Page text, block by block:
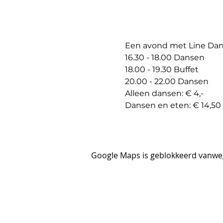
Een avond met Line
16.30 - 18.00 Dansen
18.00 - 19.30 Buffet
20.00 - 22.00 Dansen
Alleen dansen: € 4,-
Dansen en eten: € 14,50
Google Maps is geblokkeerd